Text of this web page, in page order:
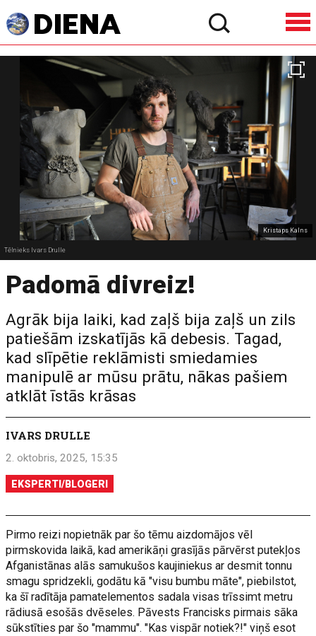
Kristaps Kalns
Tēlnieks Ivars Drulle
Padomā divreiz!
Agrāk bija laiki, kad zaļš bija zaļš un zils
patiešām izskatījās kā debesis. Tagad,
kad slīpētie reklāmisti smiedamies
manipulē ar mūsu prātu, nākas pašiem
atklāt īstās krāsas
IVARS DRULLE
2. oktobris, 2025, 15:35
EKSPERTI/BLOGERI
Pirmo reizi nopietnāk par šo tēmu aizdomājos vēl
pirmskovida laikā, kad amerikāņi grasījās pārvērst putekļos
Afganistānas alās samukušos kaujiniekus ar desmit tonnu
smagu spridzekli, godātu kā "visu bumbu māte", piebilstot,
ka šī radītāja pamatelementos sadala visas trīssimt metru
rādiusā esošās dvēseles. Pāvests Francisks pirmais sāka
sūkstīties par šo "mammu". "Kas vispār notiek?!" viņš esot